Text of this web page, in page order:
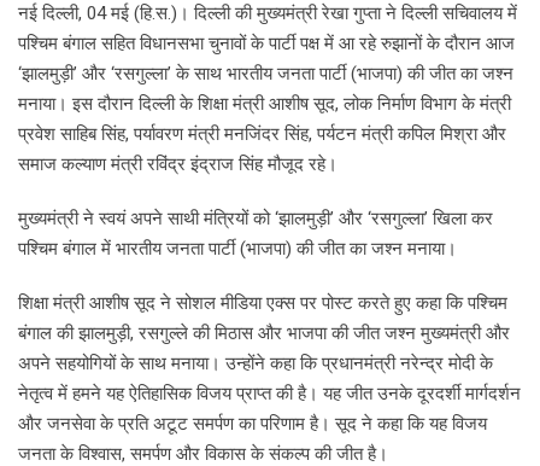
नई दिल्ली, 04 मई (हि.स.)। दिल्ली की मुख्यमंत्री रेखा गुप्ता ने दिल्ली सचिवालय में
पश्चिम बंगाल सहित विधानसभा चुनावों के पार्टी पक्ष में आ रहे रुझानों के दौरान आज
‘झालमुड़ी’ और ‘रसगुल्ला’ के साथ भारतीय जनता पार्टी (भाजपा) की जीत का जश्न
मनाया। इस दौरान दिल्ली के शिक्षा मंत्री आशीष सूद, लोक निर्माण विभाग के मंत्री
प्रवेश साहिब सिंह, पर्यावरण मंत्री मनजिंदर सिंह, पर्यटन मंत्री कपिल मिश्रा और
समाज कल्याण मंत्री रविंद्र इंद्राज सिंह मौजूद रहे।
मुख्यमंत्री ने स्वयं अपने साथी मंत्रियों को ‘झालमुड़ी’ और ‘रसगुल्ला’ खिला कर
पश्चिम बंगाल में भारतीय जनता पार्टी (भाजपा) की जीत का जश्न मनाया।
शिक्षा मंत्री आशीष सूद ने सोशल मीडिया एक्स पर पोस्ट करते हुए कहा कि पश्चिम
बंगाल की झालमुड़ी, रसगुल्ले की मिठास और भाजपा की जीत जश्न मुख्यमंत्री और
अपने सहयोगियों के साथ मनाया। उन्होंने कहा कि प्रधानमंत्री नरेन्द्र मोदी के
नेतृत्व में हमने यह ऐतिहासिक विजय प्राप्त की है। यह जीत उनके दूरदर्शी मार्गदर्शन
और जनसेवा के प्रति अटूट समर्पण का परिणाम है। सूद ने कहा कि यह विजय
जनता के विश्वास, समर्पण और विकास के संकल्प की जीत है।